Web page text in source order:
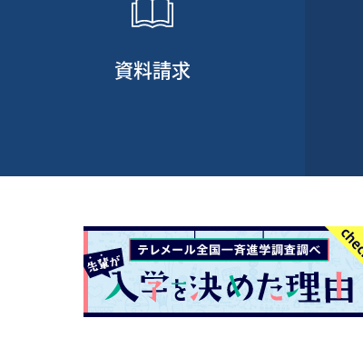
資料請求